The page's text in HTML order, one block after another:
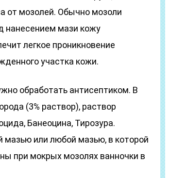
от мозолей. Обычно мозоли
нанесением мази кожу
легкое проникновение
участка кожи.
обработать антисептиком. В
(3% раствор), раствор
Банеоцина, Тирозура.
мазью или любой мазью, в которой
при мокрых мозолях ванночки в